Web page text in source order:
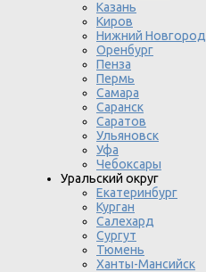
Казань
Киров
Нижний Новгород
Оренбург
Пенза
Пермь
Самара
Саранск
Саратов
Ульяновск
Уфа
Чебоксары
Уральский округ
Екатеринбург
Курган
Салехард
Сургут
Тюмень
Ханты-Мансийск